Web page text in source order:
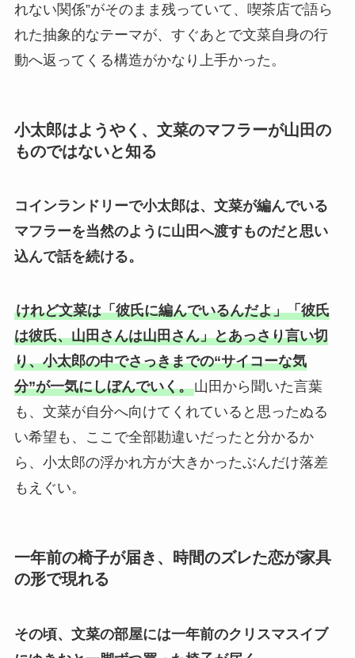
れない関係”がそのまま残っていて、喫茶店で語ら
れた抽象的なテーマが、すぐあとで文菜自身の行
動へ返ってくる構造がかなり上手かった。
小太郎はようやく、文菜のマフラーが山田の
ものではないと知る
コインランドリーで小太郎は、文菜が編んでいる
マフラーを当然のように山田へ渡すものだと思い
込んで話を続ける。
けれど文菜は「彼氏に編んでいるんだよ」「彼氏
は彼氏、山田さんは山田さん」とあっさり言い切
り、小太郎の中でさっきまでの“サイコーな気
分”が一気にしぼんでいく。山田から聞いた言葉
も、文菜が自分へ向けてくれていると思ったぬる
い希望も、ここで全部勘違いだったと分かるか
ら、小太郎の浮かれ方が大きかったぶんだけ落差
もえぐい。
一年前の椅子が届き、時間のズレた恋が家具
の形で現れる
その頃、文菜の部屋には一年前のクリスマスイブ